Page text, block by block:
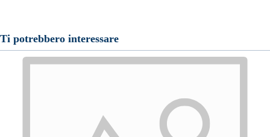
Ti potrebbero interessare